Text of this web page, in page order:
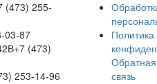
(473) 255-
03-87
+7 (473)
253-14-96
Политика
Обратная
связь